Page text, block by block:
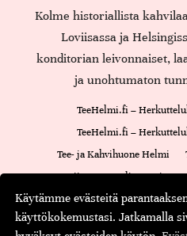
Kolme historiallista
Loviisassa ja
konditorian leivonnaiset,
ja unohtumaton
TeeHelmi.fi –
TeeHelmi.fi –
Tee- ja Kahvihuone Helmi
Loviisan Kappeli
Cajsan
Oiva-raportti
Maustamaton tee
Käytämme evästeitä
käyttökokemustasi. Jatkamalla